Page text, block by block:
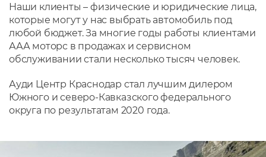
Наши клиенты – физические и юридические лица,
которые могут у нас выбрать автомобиль под
любой бюджет. За многие годы работы клиентами
ААА моторс в продажах и сервисном
обслуживании стали несколько тысяч человек.
Ауди Центр Краснодар стал лучшим дилером
Южного и северо-Кавказского федерального
округа по результатам 2020 года.